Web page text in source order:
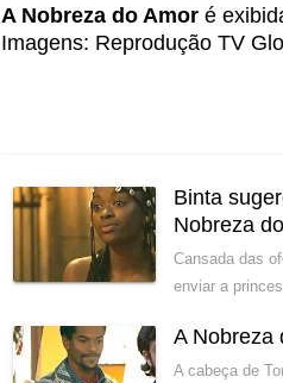
A Nobreza do Amor é
Imagens: Reprodução TV
Binta
Nobreza
Cansada das
enviar a
A Nobreza
A cabeça de